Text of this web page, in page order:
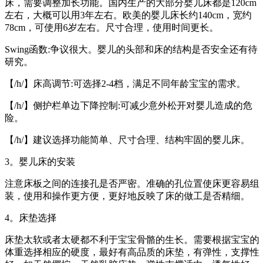
床，需要调整加长功能。国内生产的大部分婴儿床都是120cm
左右，大概可以用3年左右。欧美的婴儿床长约140cm，宽约
78cm，可使用6岁左右。尺寸合理，使用时间更长。
Swing函数:争议很大。婴儿的头部和床的结构是否安全还有待
研究。
【/h/】床高调节:可选择2-4档，满足不同年龄宝宝的需求。
【/h/】侧护栏单边下降控制:可减少意外松开对婴儿造成的危
险。
【/h/】建议选择功能简单、尺寸合理、结构牢固的婴儿床。
3。婴儿床的安装
注意床板之间的连接孔是否严密。准确的孔位置使床更容易组
装，使用和操作更方便，更好地反映了床的做工是否精细。
4。床垫选择
床垫太软或者太硬都不利于宝宝骨骼的生长。需要根据宝宝的
体重选择相应的硬度，最好有高品质的床垫，有弹性，支撑性